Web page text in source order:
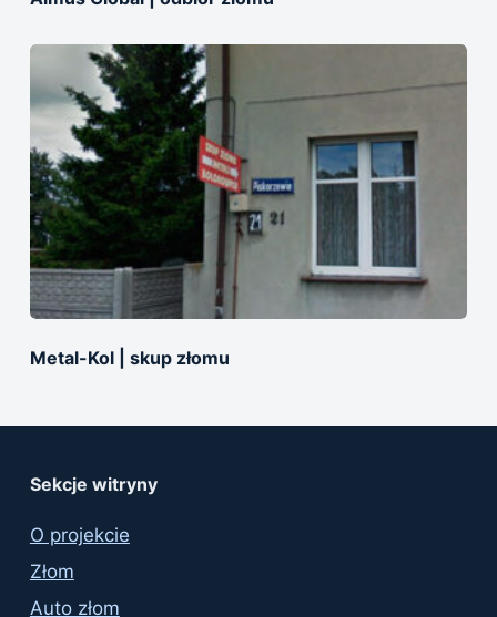
Metal-Kol | skup złomu
Sekcje witryny
O projekcie
Złom
Auto złom